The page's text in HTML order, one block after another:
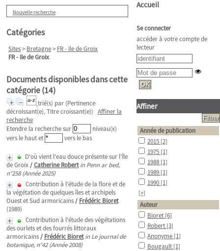
Nouvelle recherche
Catégories
Sites> Bretagne> FR - Ile de Groix
FR - Ile de Groix
Documents disponibles dans cette
catégorie (14)
trié(s) par (Pertinence
décroissant(e), Titre croissant(e)) Affiner la
recherche
Etendre la recherche sur
niveau(x)
vers le haut et
vers le bas
D'où vient l'eau douce présente sur l'Île
de Groix/Catherine Robert in Penn ar bed,
n°258 (Année 2025)
Contribution à l'étude de la flore et de
la végétation de quelques îles et archipels
Ouest et Sud armoricains/ Frédéric Bioret
(1989)
Contribution à l'étude des végétations
des ourlets et des fourrés littoraux
armoricains/ Frédéric Bioret in Le journal de
botanique, n°42 (Année 2008)
Accueil
Se connecter
accéder à votre compte de
lecteur
Affiner
Année de publication
2015 [2]
1975 [1]
1988 [1]
1989 [1]
1990 [1]
[+]
Auteur
Bioret [6]
Robert [3]
Anonyme [1]
Bougault [1]